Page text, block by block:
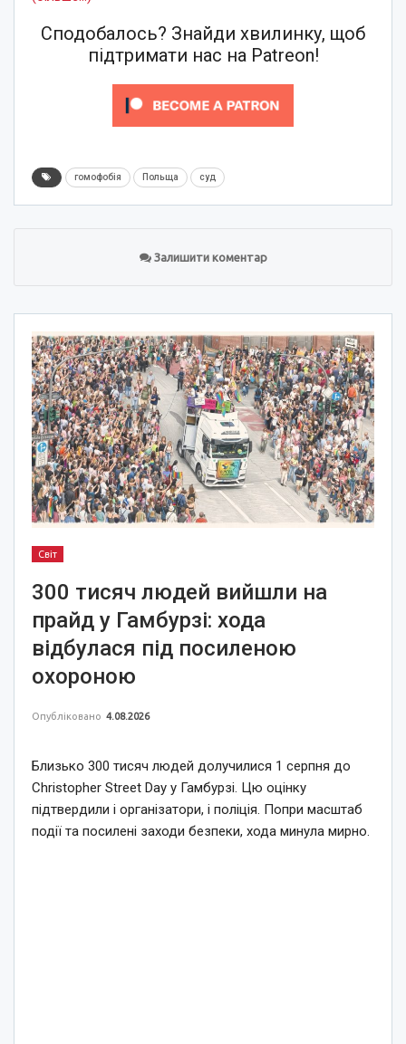
Сподобалось? Знайди хвилинку, щоб
підтримати нас на Patreon!
гомофобія Польща суд
Залишити коментар
Світ
300 тисяч людей вийшли на
прайд у Гамбурзі: хода
відбулася під посиленою
охороною
Опубліковано 4.08.2026
Близько 300 тисяч людей долучилися 1 серпня до
Christopher Street Day у Гамбурзі. Цю оцінку
підтвердили і організатори, і поліція. Попри масштаб
події та посилені заходи безпеки, хода минула мирно.